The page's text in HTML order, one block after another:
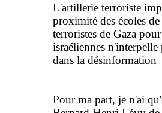
L'artillerie terroriste
proximité des écoles
terroristes de Gaza
israéliennes
dans la désinformation
Pour ma part, je n'ai